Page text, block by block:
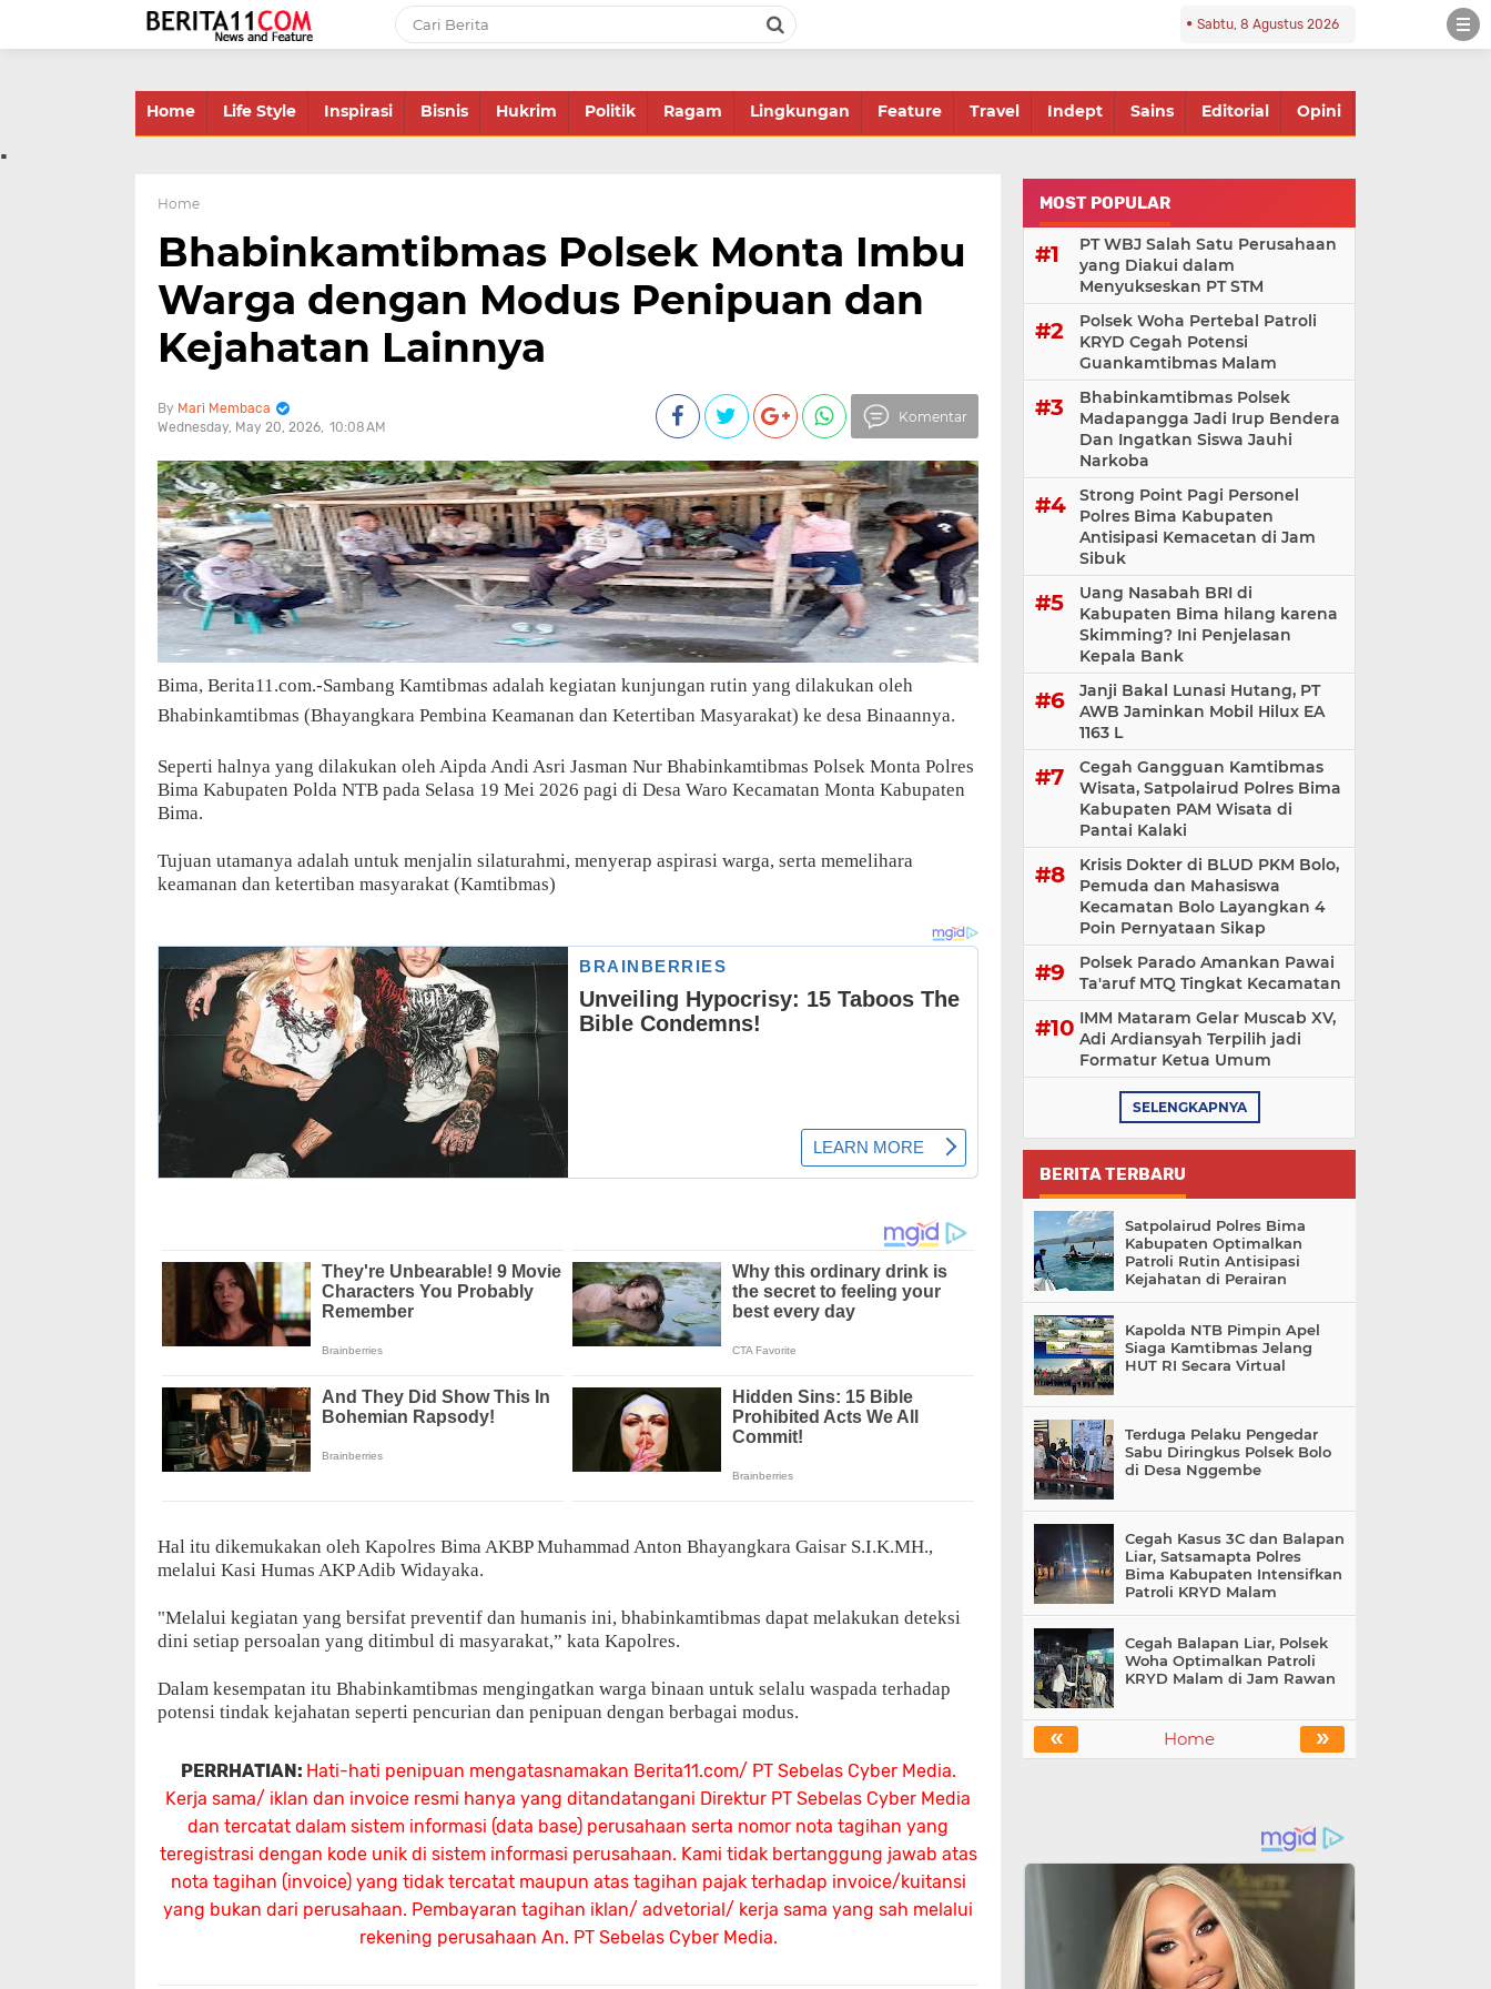
Sabtu, 8 Agustus 2026
Home Life Style Inspirasi Bisnis Hukrim Politik Ragam Lingkungan Feature Travel Indept Sains Editorial Opini
.
Home
Bhabinkamtibmas Polsek Monta Imbu
Warga dengan Modus Penipuan dan
Kejahatan Lainnya
Mari Membaca
Wednesday, May 20, 2026 10:08 AM
Komentar
Bima, Berita11.com.-Sambang Kamtibmas adalah kegiatan kunjungan rutin yang dilakukan oleh
Bhabinkamtibmas (Bhayangkara Pembina Keamanan dan Ketertiban Masyarakat) ke desa Binaannya.
Seperti halnya yang dilakukan oleh Aipda Andi Asri Jasman Nur Bhabinkamtibmas Polsek Monta Polres
Bima Kabupaten Polda NTB pada Selasa 19 Mei 2026 pagi di Desa Waro Kecamatan Monta Kabupaten
Bima.
Tujuan utamanya adalah untuk menjalin silaturahmi, menyerap aspirasi warga, serta memelihara
keamanan dan ketertiban masyarakat (Kamtibmas)
Hal itu dikemukakan oleh Kapolres Bima AKBP Muhammad Anton Bhayangkara Gaisar S.I.K.MH.,
melalui Kasi Humas AKP Adib Widayaka.
"Melalui kegiatan yang bersifat preventif dan humanis ini, bhabinkamtibmas dapat melakukan deteksi
dini setiap persoalan yang ditimbul di masyarakat,” kata Kapolres.
Dalam kesempatan itu Bhabinkamtibmas mengingatkan warga binaan untuk selalu waspada terhadap
potensi tindak kejahatan seperti pencurian dan penipuan dengan berbagai modus.
PERRHATIAN: Hati-hati penipuan mengatasnamakan Berita11.com/ PT Sebelas Cyber Media.
Kerja sama/ iklan dan invoice resmi hanya yang ditandatangani Direktur PT Sebelas Cyber Media
dan tercatat dalam sistem informasi (data base) perusahaan serta nomor nota tagihan yang
teregistrasi dengan kode unik di sistem informasi perusahaan. Kami tidak bertanggung jawab atas
nota tagihan (invoice) yang tidak tercatat maupun atas tagihan pajak terhadap invoice/kuitansi
yang bukan dari perusahaan. Pembayaran tagihan iklan/ advetorial/ kerja sama yang sah melalui
rekening perusahaan An. PT Sebelas Cyber Media.
MOST POPULAR
PT WBJ Salah Satu Perusahaan
yang Diakui dalam
Menyukseskan PT STM
Polsek Woha Pertebal Patroli
KRYD Cegah Potensi
Guankamtibmas Malam
Bhabinkamtibmas Polsek
Madapangga Jadi Irup Bendera
Dan Ingatkan Siswa Jauhi
Narkoba
Strong Point Pagi Personel
Polres Bima Kabupaten
Antisipasi Kemacetan di Jam
Sibuk
Uang Nasabah BRI di
Kabupaten Bima hilang karena
Skimming? Ini Penjelasan
Kepala Bank
Janji Bakal Lunasi Hutang, PT
AWB Jaminkan Mobil Hilux EA
1163 L
Cegah Gangguan Kamtibmas
Wisata, Satpolairud Polres Bima
Kabupaten PAM Wisata di
Pantai Kalaki
Krisis Dokter di BLUD PKM Bolo,
Pemuda dan Mahasiswa
Kecamatan Bolo Layangkan 4
Poin Pernyataan Sikap
Polsek Parado Amankan Pawai
Ta'aruf MTQ Tingkat Kecamatan
IMM Mataram Gelar Muscab XV,
Adi Ardiansyah Terpilih jadi
Formatur Ketua Umum
SELENGKAPNYA
BERITA TERBARU
Satpolairud Polres Bima
Kabupaten Optimalkan
Patroli Rutin Antisipasi
Kejahatan di Perairan
Kapolda NTB Pimpin Apel
Siaga Kamtibmas Jelang
HUT RI Secara Virtual
Terduga Pelaku Pengedar
Sabu Diringkus Polsek Bolo
di Desa Nggembe
Cegah Kasus 3C dan Balapan
Liar, Satsamapta Polres
Bima Kabupaten Intensifkan
Patroli KRYD Malam
Cegah Balapan Liar, Polsek
Woha Optimalkan Patroli
KRYD Malam di Jam Rawan
« »
Home